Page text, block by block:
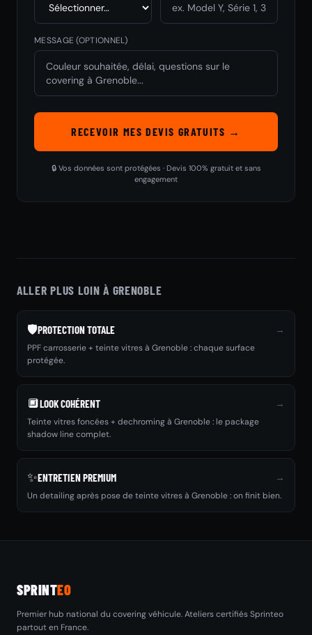
MESSAGE (OPTIONNEL)
RECEVOIR MES DEVIS GRATUITS →
🔒 Vos données sont protégées · Devis 100% gratuit et sans
engagement
ALLER PLUS LOIN À GRENOBLE
🛡️PROTECTION TOTALE →
PPF carrosserie + teinte vitres à Grenoble : chaque surface
protégée.
🔲LOOK COHÉRENT →
Teinte vitres foncées + dechroming à Grenoble : le package
shadow line complet.
✨ENTRETIEN PREMIUM →
Un detailing après pose de teinte vitres à Grenoble : on finit bien.
SPRINTEO
Premier hub national du covering véhicule. Ateliers certifiés Sprinteo
partout en France.